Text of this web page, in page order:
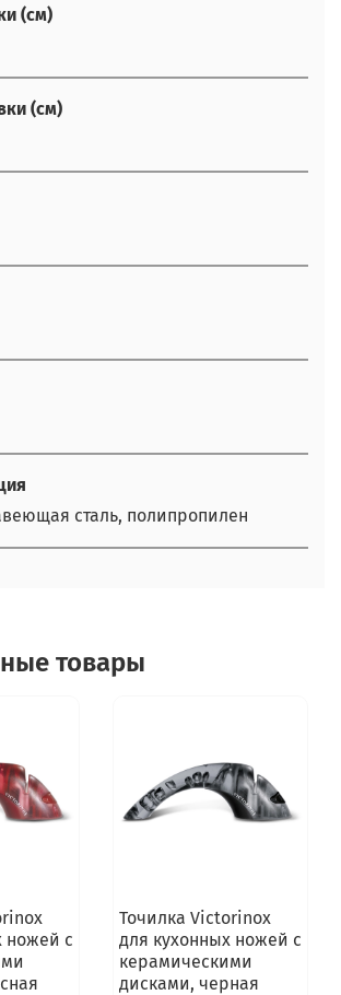
(см)
(см)
сталь, полипропилен
товары
ножей с
Точилка Victorinox
для кухонных ножей с
керамическими
дисками, черная